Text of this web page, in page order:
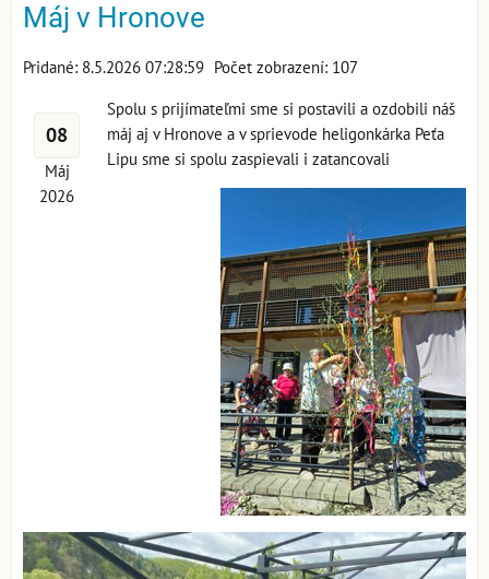
Máj v Hronove
Pridané: 8.5.2026 07:28:59 Počet zobrazení: 107
08
Máj
2026
Spolu s prijímateľmi sme si postavili a ozdobili náš
máj aj v Hronove a v sprievode heligonkárka Peťa
Lipu sme si spolu zaspievali i zatancovali